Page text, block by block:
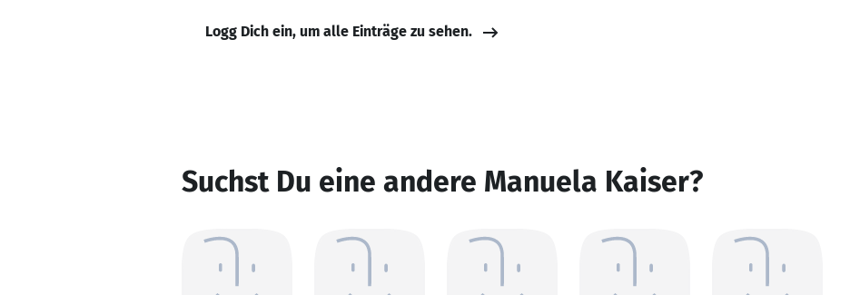
Logg Dich ein, um alle Einträge zu sehen.
Suchst Du eine andere Manuela Kaiser?